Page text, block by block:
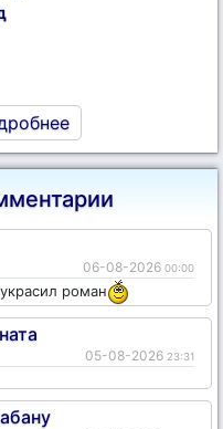
06-08-2026 00:00
роман
05-08-2026 23:31